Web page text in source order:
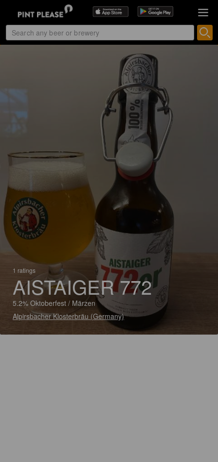
1 ratings
AISTAIGER 772
5.2% Oktoberfest / Märzen
Alpirsbacher Klosterbräu (Germany)